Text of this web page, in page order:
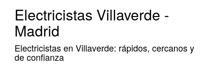
Electricistas Villaverde -
Madrid
Electricistas en Villaverde: rápidos, cercanos y
de confianza